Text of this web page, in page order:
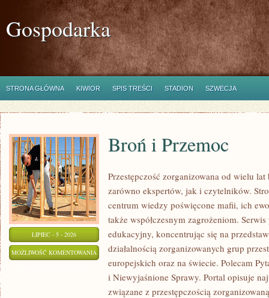
Gospodarka
STRONA GŁÓWNA KIWIOR SPIS TREŚCI STADION SZWECJA
LIPIEC - 5 - 2026
MOŻLIWOŚĆ KOMENTOWANIA BROŃ
PRZEMOC
Broń i Przemoc
Przestępczość zorganizowana od wielu
zarówno ekspertów, jak i czytelników.
centrum wiedzy poświęcone mafii, ich
także współczesnym zagrożeniom.
edukacyjny, koncentrując się na
działalnością zorganizowanych grup
europejskich oraz na świecie. Polecam
i Niewyjaśnione Sprawy. Portal opisuje
związane z przestępczością